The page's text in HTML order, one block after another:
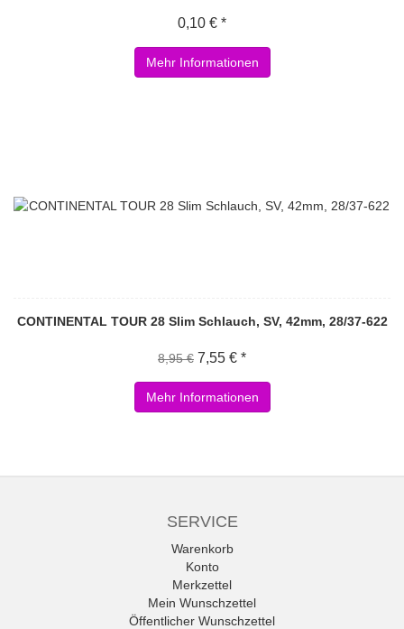
0,10 € *
Mehr Informationen
CONTINENTAL TOUR 28 Slim Schlauch, SV, 42mm, 28/37-622
8,95 € 7,55 € *
Mehr Informationen
SERVICE
Warenkorb
Konto
Merkzettel
Mein Wunschzettel
Öffentlicher Wunschzettel